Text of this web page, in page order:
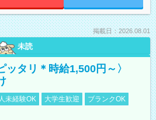
掲載日：2026.08.01
未読
ッタリ＊時給1,500円～〉
未経験OK 大学生歓迎
ブランクOK